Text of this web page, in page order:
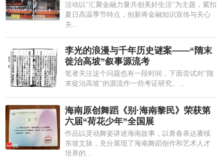
活动以"汇聚金融力量共创美好生活"为主题，紧扣
夏日高温季节特点，创新将金融知识宣传与关心
关...
李光的浪漫与千年历史谜案——“隋末
徙治高坡”叙事源流考
笔者关注这个问题也有一段时间，下面尝试对"隋
末徙治高坡"的源流作一些考证研究。...
海南原创舞蹈《别·海南黎民》荣获第
六届“荷花少年”全国展
作品以灵动舞姿讲述海南故事，以青春表达赓续
东坡文脉，充分展现了海南舞蹈创作和艺术人才
培养的...